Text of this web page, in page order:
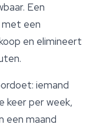
Een
met een
en elimineert
iemand
keer per week,
een maand